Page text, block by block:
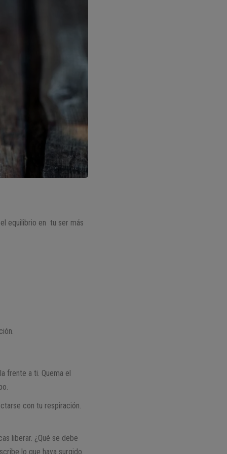
equilibrio en tu ser más
frente a ti. Quema el
con tu respiración.
liberar. ¿Qué se debe
lo que haya surgido.